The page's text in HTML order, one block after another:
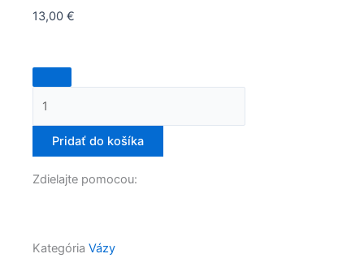
13,00 €
množstvo
Noir
elegancia
Pridať do košíka
Zdielajte pomocou:
Kategória Vázy